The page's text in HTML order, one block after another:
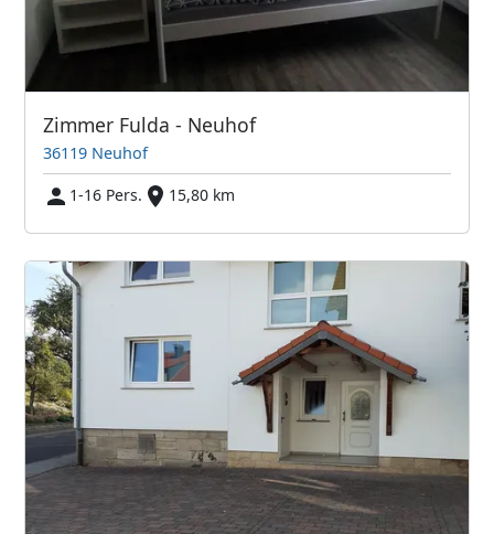
Zimmer Fulda - Neuhof
36119 Neuhof
1-16 Pers.
15,80 km